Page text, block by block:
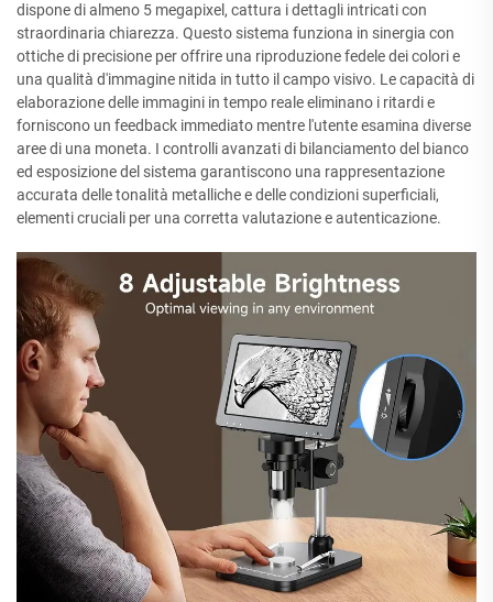
dispone di almeno 5 megapixel, cattura i dettagli intricati con
straordinaria chiarezza. Questo sistema funziona in sinergia con
ottiche di precisione per offrire una riproduzione fedele dei colori e
una qualità d'immagine nitida in tutto il campo visivo. Le capacità di
elaborazione delle immagini in tempo reale eliminano i ritardi e
forniscono un feedback immediato mentre l'utente esamina diverse
aree di una moneta. I controlli avanzati di bilanciamento del bianco
ed esposizione del sistema garantiscono una rappresentazione
accurata delle tonalità metalliche e delle condizioni superficiali,
elementi cruciali per una corretta valutazione e autenticazione.